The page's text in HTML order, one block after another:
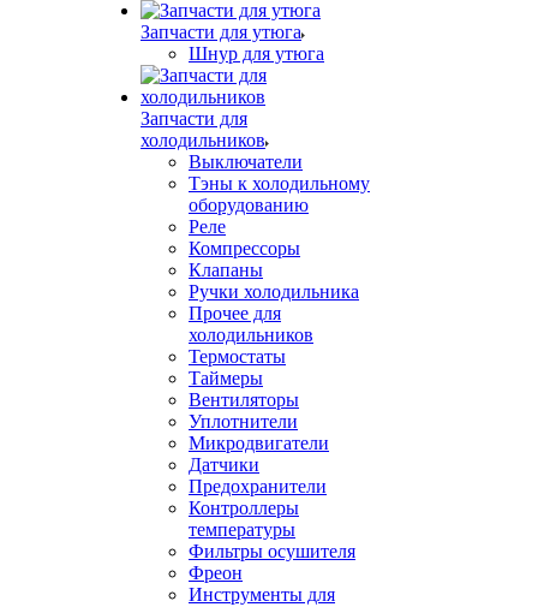
Запчасти для утюга
Шнур для утюга
Запчасти для
холодильников
Выключатели
Тэны к холодильному
оборудованию
Реле
Компрессоры
Клапаны
Ручки холодильника
Прочее для
холодильников
Термостаты
Таймеры
Вентиляторы
Уплотнители
Микродвигатели
Датчики
Предохранители
Контроллеры
температуры
Фильтры осушителя
Фреон
Инструменты для